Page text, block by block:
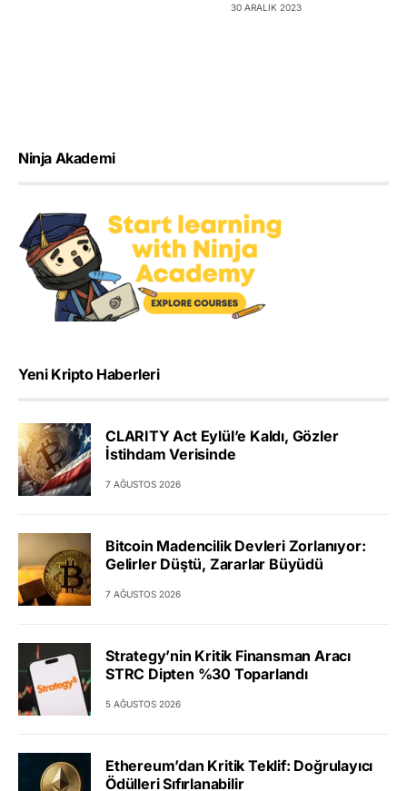
30 ARALIK 2023
Ninja Akademi
Yeni Kripto Haberleri
CLARITY Act Eylül’e Kaldı, Gözler
İstihdam Verisinde
7 AĞUSTOS 2026
Bitcoin Madencilik Devleri Zorlanıyor:
Gelirler Düştü, Zararlar Büyüdü
7 AĞUSTOS 2026
Strategy’nin Kritik Finansman Aracı
STRC Dipten %30 Toparlandı
5 AĞUSTOS 2026
Ethereum’dan Kritik Teklif: Doğrulayıcı
Ödülleri Sıfırlanabilir